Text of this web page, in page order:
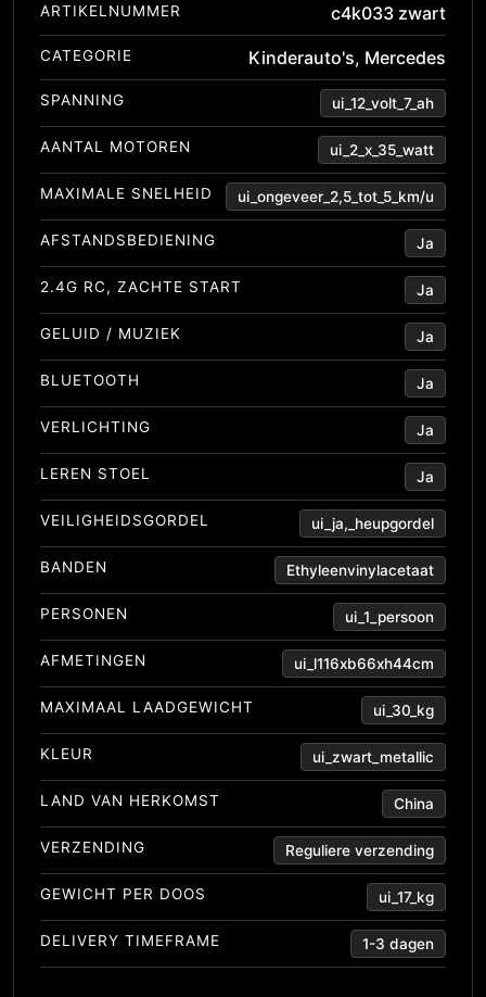
ARTIKELNUMMER c4k033 zwart
CATEGORIE Kinderauto's, Mercedes
SPANNING ui_12_volt_7_ah
AANTAL MOTOREN ui_2_x_35_watt
MAXIMALE SNELHEID ui_ongeveer_2,5_tot_5_km/u
AFSTANDSBEDIENING Ja
2.4G RC, ZACHTE START Ja
GELUID / MUZIEK Ja
BLUETOOTH Ja
VERLICHTING Ja
LEREN STOEL Ja
VEILIGHEIDSGORDEL ui_ja,_heupgordel
BANDEN Ethyleenvinylacetaat
PERSONEN ui_1_persoon
AFMETINGEN ui_l116xb66xh44cm
MAXIMAAL LAADGEWICHT ui_30_kg
KLEUR ui_zwart_metallic
LAND VAN HERKOMST China
VERZENDING Reguliere verzending
GEWICHT PER DOOS ui_17_kg
DELIVERY TIMEFRAME 1-3 dagen